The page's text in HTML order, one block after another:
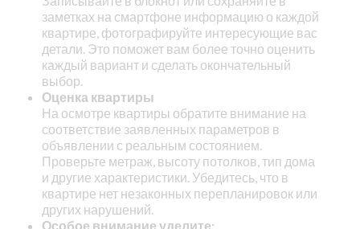
заметках на смартфоне информацию о каждой
квартире, фотографируйте интересующие вас
детали. Это поможет вам более точно оценить
каждый вариант и сделать окончательный
выбор.
Оценка квартиры
На осмотре квартиры обратите внимание на
соответствие заявленных параметров в
объявлении с реальным состоянием.
Проверьте метраж, высоту потолков, тип дома
и другие характеристики. Убедитесь, что в
квартире нет незаконных перепланировок или
других нарушений.
Особое внимание уделите: